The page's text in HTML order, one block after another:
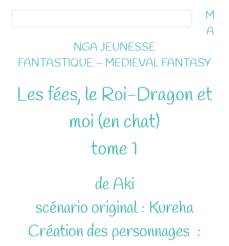
M
A
NGA JEUNESSE
FANTASTIQUE – MEDIEVAL FANTASY
Les fées, le Roi-Dragon et
moi (en chat)
tome 1
de Aki
scénario original : Kureha
Création des personnages :